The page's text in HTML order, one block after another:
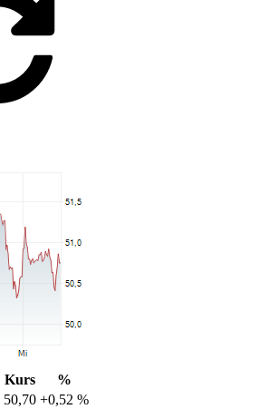
Kurs
%
50,70 +0,52 %